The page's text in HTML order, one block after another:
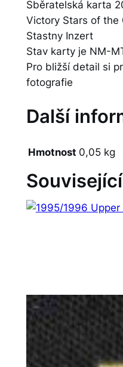
Sběratelská karta
Victory Stars of the
Stastny Inzert
Stav karty je NM-
Pro bližší detail si
fotografie
Další
Hmotnost 0,05 kg